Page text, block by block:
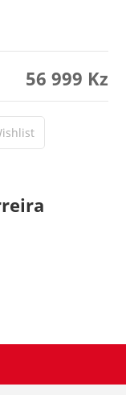
56 999 Kz